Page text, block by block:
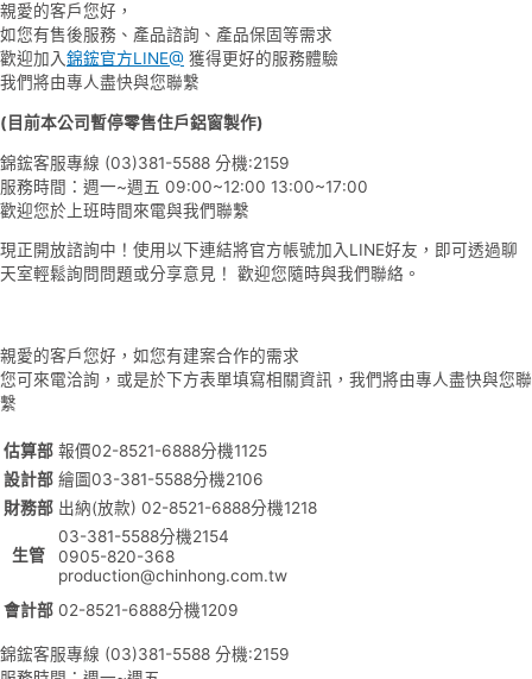
親愛的客戶您好，
如您有售後服務、產品諮詢、產品保固等需求
歡迎加入錦鋐官方LINE@ 獲得更好的服務體驗
我們將由專人盡快與您聯繫
(目前本公司暫停零售住戶鋁窗製作)
錦鋐客服專線 (03)381-5588 分機:2159
服務時間：週一~週五 09:00~12:00 13:00~17:00
歡迎您於上班時間來電與我們聯繫
現正開放諮詢中！使用以下連結將官方帳號加入LINE好友，即可透過聊
天室輕鬆詢問問題或分享意見！ 歡迎您隨時與我們聯絡。
親愛的客戶您好，如您有建案合作的需求
您可來電洽詢，或是於下方表單填寫相關資訊，我們將由專人盡快與您聯
繫
估算部 報價02-8521-6888分機1125
設計部 繪圖03-381-5588分機2106
財務部 出納(放款) 02-8521-6888分機1218
生管
03-381-5588分機2154
0905-820-368
production@chinhong.com.tw
會計部 02-8521-6888分機1209
錦鋐客服專線 (03)381-5588 分機:2159